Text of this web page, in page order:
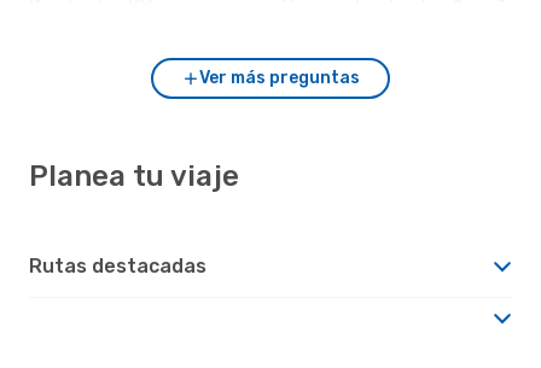
Ver más preguntas
Planea tu viaje
Rutas destacadas